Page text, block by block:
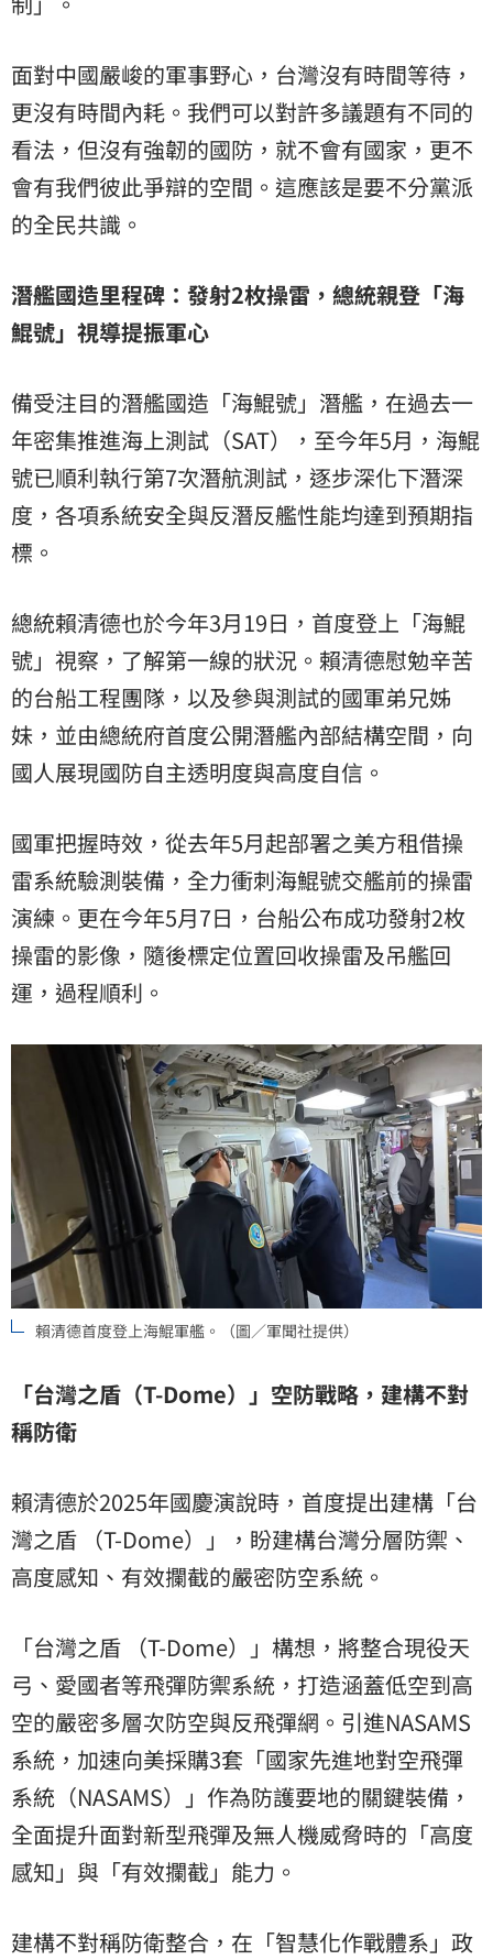
面對中國嚴峻的軍事野心，台灣沒有時間等待，
更沒有時間內耗。我們可以對許多議題有不同的
看法，但沒有強韌的國防，就不會有國家，更不
會有我們彼此爭辯的空間。這應該是要不分黨派
的全民共識。
潛艦國造里程碑：發射2枚操雷，總統親登「海
鯤號」視導提振軍心
備受注目的潛艦國造「海鯤號」潛艦，在過去一
年密集推進海上測試（SAT），至今年5月，海鯤
號已順利執行第7次潛航測試，逐步深化下潛深
度，各項系統安全與反潛反艦性能均達到預期指
標。
總統賴清德也於今年3月19日，首度登上「海鯤
號」視察，了解第一線的狀況。賴清德慰勉辛苦
的台船工程團隊，以及參與測試的國軍弟兄姊
妹，並由總統府首度公開潛艦內部結構空間，向
國人展現國防自主透明度與高度自信。
國軍把握時效，從去年5月起部署之美方租借操
雷系統驗測裝備，全力衝刺海鯤號交艦前的操雷
演練。更在今年5月7日，台船公布成功發射2枚
操雷的影像，隨後標定位置回收操雷及吊艦回
運，過程順利。
賴清德首度登上海鯤軍艦。（圖／軍聞社提供）
「台灣之盾（T-Dome）」空防戰略，建構不對
稱防衛
賴清德於2025年國慶演說時，首度提出建構「台
灣之盾 （T-Dome）」，盼建構台灣分層防禦、
高度感知、有效攔截的嚴密防空系統。
「台灣之盾 （T-Dome）」構想，將整合現役天
弓、愛國者等飛彈防禦系統，打造涵蓋低空到高
空的嚴密多層次防空與反飛彈網。引進NASAMS
系統，加速向美採購3套「國家先進地對空飛彈
系統（NASAMS）」作為防護要地的關鍵裝備，
全面提升面對新型飛彈及無人機威脅時的「高度
感知」與「有效攔截」能力。
建構不對稱防衛整合，在「智慧化作戰體系」政